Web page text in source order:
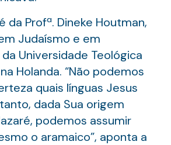
da Profª. Dineke Houtman,
Judaísmo e em
Universidade Teológica
Holanda. “Não podemos
quais línguas Jesus
dada Sua origem
podemos assumir
o aramaico”, aponta a